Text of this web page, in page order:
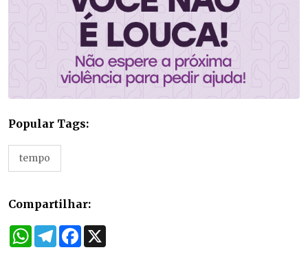
Popular Tags:
tempo
Compartilhar:
WhatsApp
TelegramFacebook